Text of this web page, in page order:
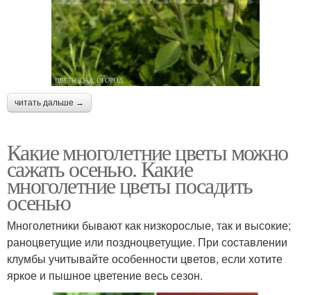
читать дальше →
Какие многолетние цветы можно
сажать осенью. Какие
многолетние цветы посадить
осенью
Многолетники бывают как низкорослые, так и высокие;
раноцветущие или поздноцветущие. При составлении
клумбы учитывайте особенности цветов, если хотите
яркое и пышное цветение весь сезон.